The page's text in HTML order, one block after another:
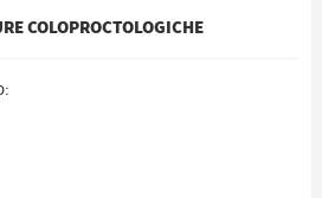
COLOPROCTOLOGICHE